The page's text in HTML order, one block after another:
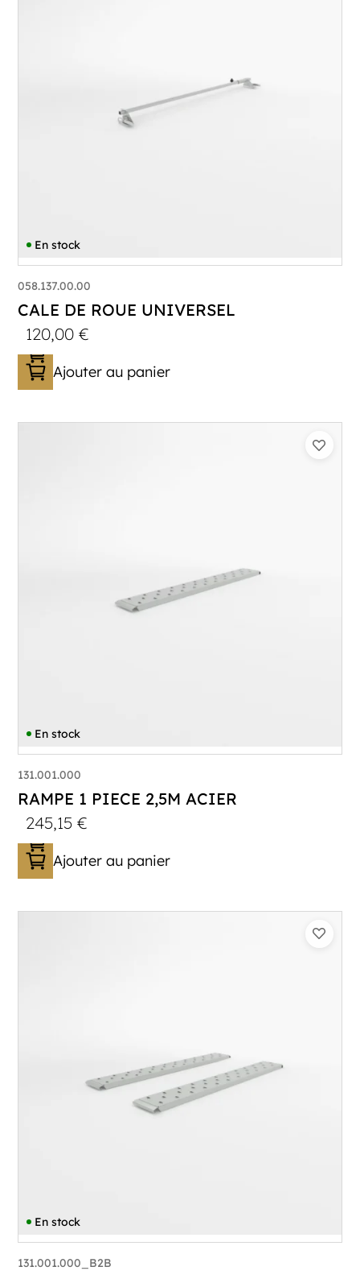
En stock
058.137.00.00
CALE DE ROUE UNIVERSEL
120,00€
Ajouter au panier
En stock
131.001.000
RAMPE 1 PIECE 2,5M ACIER
245,15€
Ajouter au panier
En stock
131.001.000_B2B